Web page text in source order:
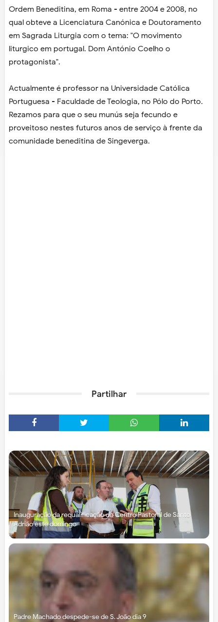
Ordem Beneditina, em Roma - entre 2004 e 2008, no
qual obteve a Licenciatura Canónica e Doutoramento
em Sagrada Liturgia com o tema: "O movimento
liturgico em portugal. Dom António Coelho o
protagonista".
Actualmente é professor na Universidade Católica
Portuguesa - Faculdade de Teologia, no Pólo do Porto.
Rezamos para que o seu munús seja fecundo e
proveitoso nestes futuros anos de serviço à frente da
comunidade beneditina de Singeverga.
Partilhar
Inauguração da requalificação do Centro Pastoral de Santo
Adrião este domingo
Padre Machado despede-se de S. João dia 9